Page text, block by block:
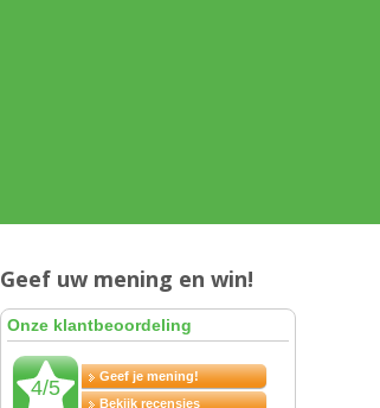
Geef uw mening en win!